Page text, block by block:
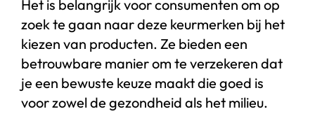
Het is belangrijk voor consumenten om op
zoek te gaan naar deze keurmerken bij het
kiezen van producten. Ze bieden een
betrouwbare manier om te verzekeren dat
je een bewuste keuze maakt die goed is
voor zowel de gezondheid als het milieu.